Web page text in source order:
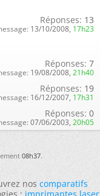
Réponses: 13
13/10/2008, 17h23
Réponses: 7
19/08/2008, 21h40
Réponses: 19
16/12/2007, 17h31
Réponses: 0
07/06/2003, 20h05
08h37.
noscomparatifs